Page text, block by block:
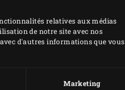
relatives aux médias
de notre site avec nos
d'autres informations que vous
Marketing